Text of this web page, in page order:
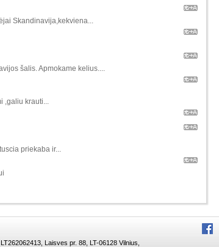
Skandinavija,kekviena...
šalis. Apmokame kelius....
,galiu krauti...
priekaba ir...
Laisves pr. 88, LT-06128 Vilnius,